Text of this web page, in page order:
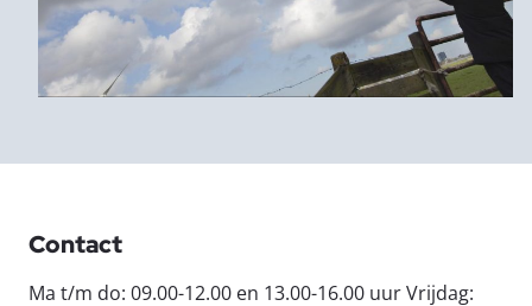
Contact
Ma t/m do: 09.00-12.00 en 13.00-16.00 uur Vrijdag: